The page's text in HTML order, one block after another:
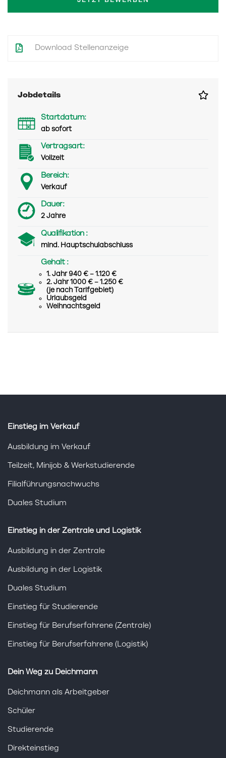
Download Stellenanzeige
Jobdetails
Startdatum:
ab sofort
Vertragsart:
Vollzeit
Bereich:
Verkauf
Dauer:
2 Jahre
Qualifikation :
mind. Hauptschulabschluss
Gehalt :
1. Jahr 940 € – 1.120 €
2. Jahr 1000 € – 1.250 €
(je nach Tarifgebiet)
Urlaubsgeld
Weihnachtsgeld
Einstieg im Verkauf
Ausbildung im Verkauf
Teilzeit, Minijob & Werkstudierende
Filialführungsnachwuchs
Duales Studium
Einstieg in der Zentrale und Logistik
Ausbildung in der Zentrale
Ausbildung in der Logistik
Duales Studium
Einstieg für Studierende
Einstieg für Berufserfahrene (Zentrale)
Einstieg für Berufserfahrene (Logistik)
Dein Weg zu Deichmann
Deichmann als Arbeitgeber
Schüler
Studierende
Direkteinstieg